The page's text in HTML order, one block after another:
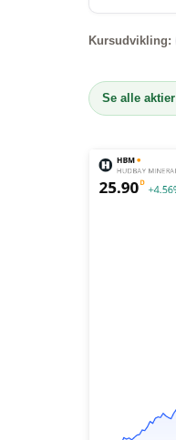
Kursudvikling:
Se alle